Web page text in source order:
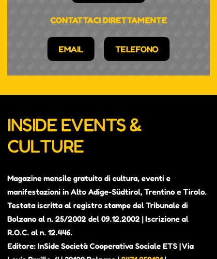
CONTATTACI DIRETTAMENTE
EMAIL TELEFONO
INSIDE EVENTS &
CULTURE
Magazine mensile gratuito di cultura, eventi e
manifestazioni in Alto Adige-Südtirol, Trentino e Tirolo.
Testata iscritta al registro stampe del Tribunale di
Bolzano al n. 25/2002 del 09.12.2002 | Iscrizione al
R.O.C. al n. 12.446.
Editore: InSide Società Cooperativa Sociale ETS | Via